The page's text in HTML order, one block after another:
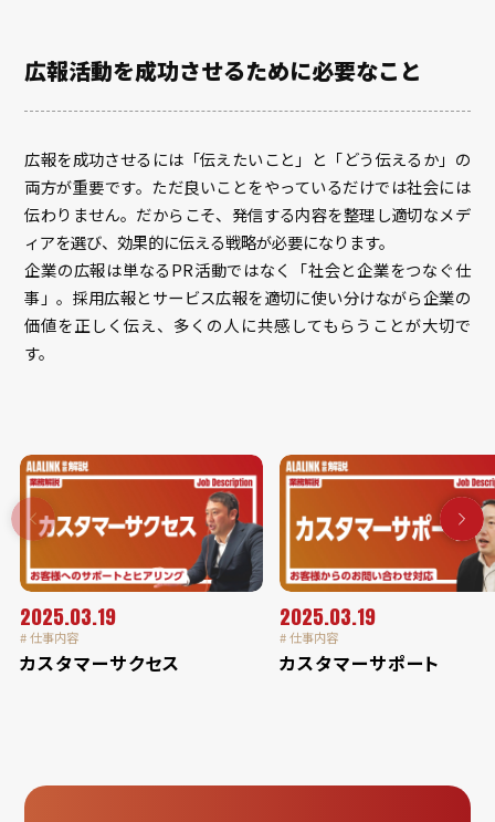
広報活動を成功させるために必要なこと
広報を成功させるには「伝えたいこと」と「どう伝えるか」の
両方が重要です。ただ良いことをやっているだけでは社会には
伝わりません。だからこそ、発信する内容を整理し適切なメデ
ィアを選び、効果的に伝える戦略が必要になります。
企業の広報は単なるPR活動ではなく「社会と企業をつなぐ仕
事」。採用広報とサービス広報を適切に使い分けながら企業の
価値を正しく伝え、多くの人に共感してもらうことが大切で
す。
2025.03.19
# 仕事内容
カスタマーサクセス
2025.03.19
# 仕事内容
カスタマーサポート